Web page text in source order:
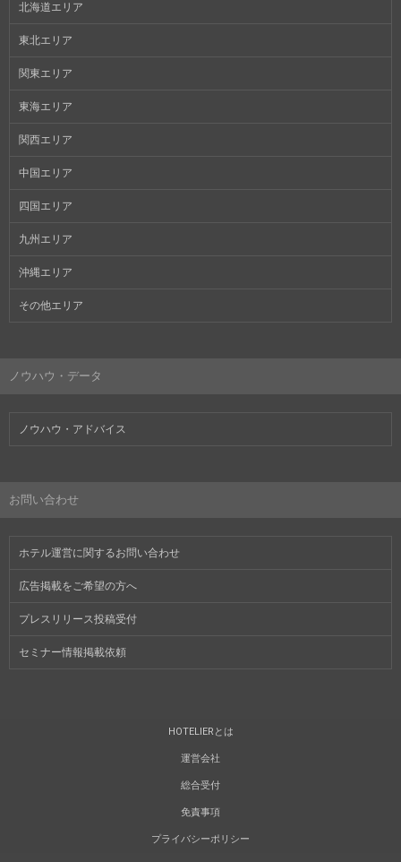
北海道エリア
東北エリア
関東エリア
東海エリア
関西エリア
中国エリア
四国エリア
九州エリア
沖縄エリア
その他エリア
ノウハウ・データ
ノウハウ・アドバイス
お問い合わせ
ホテル運営に関するお問い合わせ
広告掲載をご希望の方へ
プレスリリース投稿受付
セミナー情報掲載依頼
HOTELIERとは
運営会社
総合受付
免責事項
プライバシーポリシー